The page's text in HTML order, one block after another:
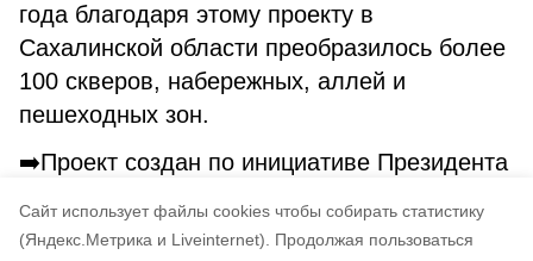
Cайт использует файлы cookies чтобы собирать статистику
(Яндекс.Метрика и Liveinternet).
Продолжая пользоваться
года благодаря этому проекту в
Сахалинской области преобразилось более
100 скверов, набережных, аллей и
пешеходных зон.
➡️Проект создан по инициативе Президента
городская среда"